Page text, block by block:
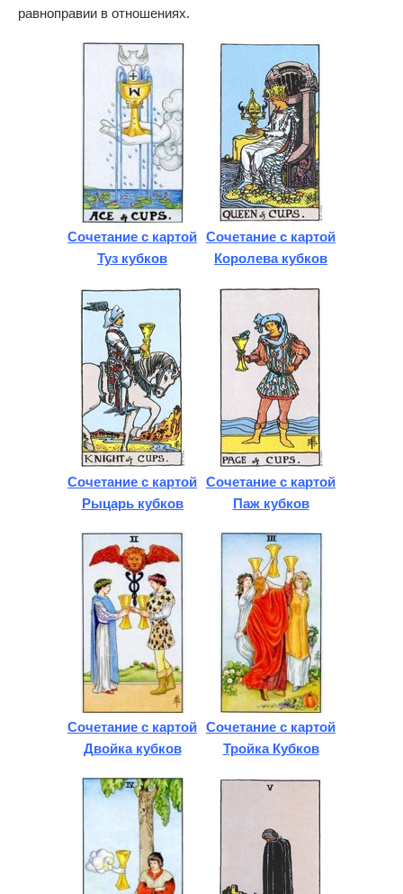
равноправии в отношениях.
Сочетание с картой
Туз кубков
Сочетание с картой
Королева кубков
Сочетание с картой
Рыцарь кубков
Сочетание с картой
Паж кубков
Сочетание с картой
Двойка кубков
Сочетание с картой
Тройка Кубков